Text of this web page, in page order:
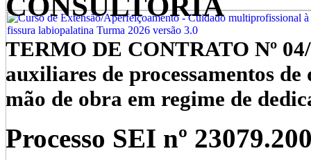
TERMO DE CONTRATO Nº
auxiliares de processamentos
mão de obra em regime de
Processo SEI nº